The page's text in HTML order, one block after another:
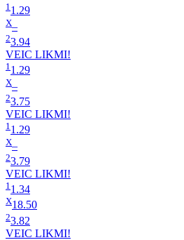
1 1.29
X–
23.94
VEIC LIKMI!
1 1.29
X–
23.75
VEIC LIKMI!
1 1.29
X–
23.79
VEIC LIKMI!
1 1.34
X18.50
23.82
VEIC LIKMI!